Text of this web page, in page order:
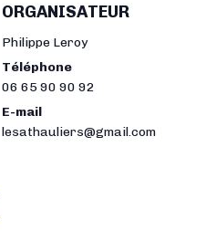
ORGANISATEUR
Philippe Leroy
Téléphone
06 65 90 90 92
E-mail
lesathauliers@gmail.com